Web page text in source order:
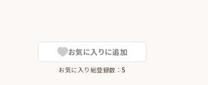
お気に入りに追加
お気に入り総登録数：5